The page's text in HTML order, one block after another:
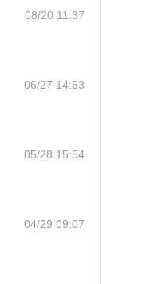
08/20 11:37
06/27 14:53
05/28 15:54
04/29 09:07